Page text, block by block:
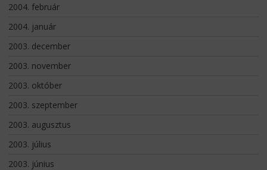
2004. február
2004. január
2003. december
2003. november
2003. október
2003. szeptember
2003. augusztus
2003. július
2003. június